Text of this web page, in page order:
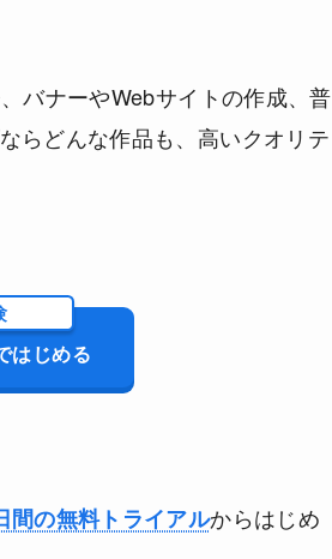
バナーやWebサイトの作成、普
らどんな作品も、高いクオリテ
はじめる
間の無料トライアルからはじめ